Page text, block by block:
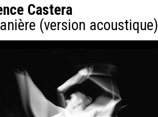
Castera
(version acoustique)